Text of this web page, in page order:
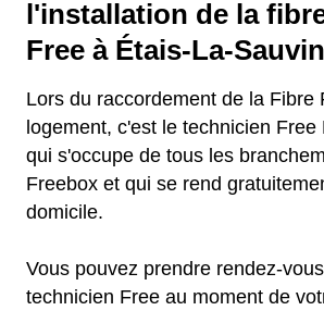
l'installation de la
Free à Étais-La-
Lors du raccordement de la Fibre
logement, c'est le technicien Free
qui s'occupe de tous les
Freebox et qui se rend
domicile.
Vous pouvez prendre rendez-
technicien Free au moment de